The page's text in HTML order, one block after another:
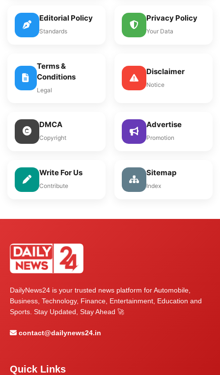
Editorial Policy
Standards
Privacy Policy
Your Data
Terms &
Conditions
Legal
Disclaimer
Notice
DMCA
Copyright
Advertise
Promotion
Write For Us
Contribute
Sitemap
Index
DailyNews24 is your trusted news platform for Automobile,
Business, Technology, Finance, Entertainment, Education and
Sports. Stay Updated, Stay Ahead 🚀
contact@dailynews24.in
Quick Links